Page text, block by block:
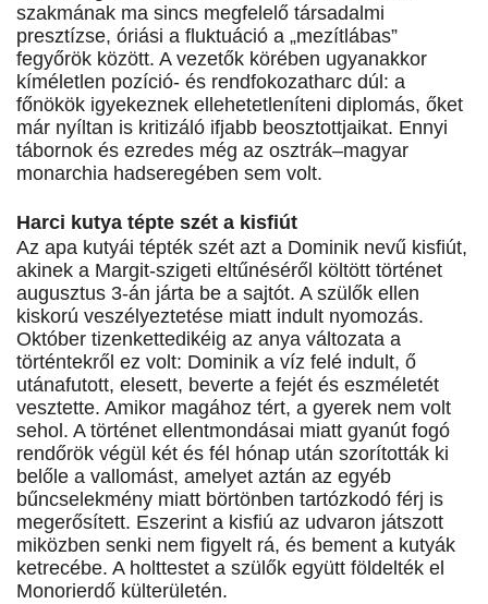
szakmának ma sincs megfelelő társadalmi
presztízse, óriási a fluktuáció a „mezítlábas”
fegyőrök között. A vezetők körében ugyanakkor
kíméletlen pozíció- és rendfokozatharc dúl: a
főnökök igyekeznek ellehetetleníteni diplomás, őket
már nyíltan is kritizáló ifjabb beosztottjaikat. Ennyi
tábornok és ezredes még az osztrák–magyar
monarchia hadseregében sem volt.
Harci kutya tépte szét a kisfiút
Az apa kutyái tépték szét azt a Dominik nevű kisfiút,
akinek a Margit-szigeti eltűnéséről költött történet
augusztus 3-án járta be a sajtót. A szülők ellen
kiskorú veszélyeztetése miatt indult nyomozás.
Október tizenkettedikéig az anya változata a
történtekről ez volt: Dominik a víz felé indult, ő
utánafutott, elesett, beverte a fejét és eszméletét
vesztette. Amikor magához tért, a gyerek nem volt
sehol. A történet ellentmondásai miatt gyanút fogó
rendőrök végül két és fél hónap után szorították ki
belőle a vallomást, amelyet aztán az egyéb
bűncselekmény miatt börtönben tartózkodó férj is
megerősített. Eszerint a kisfiú az udvaron játszott
miközben senki nem figyelt rá, és bement a kutyák
ketrecébe. A holttestet a szülők együtt földelték el
Monorierdő külterületén.